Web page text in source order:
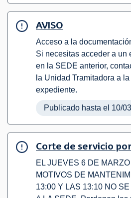
AVISO
Acceso a la
Si necesitas acceder a un
en la SEDE anterior,
la Unidad Tramitadora a
expediente.
Publicado hasta el 10/
Corte de servicio
EL JUEVES 6 DE
MOTIVOS DE
13:00 Y LAS 13:10 NO